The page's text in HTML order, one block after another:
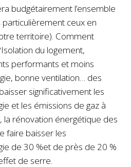
budgétairement l’ensemble
ceux en
territoire). Comment
du logement,
performants et moins
bonne ventilation… des
significativement les
et les émissions de gaz à
rénovation énergétique des
faire baisser les
de 30 %et de près de 20 %
de serre.